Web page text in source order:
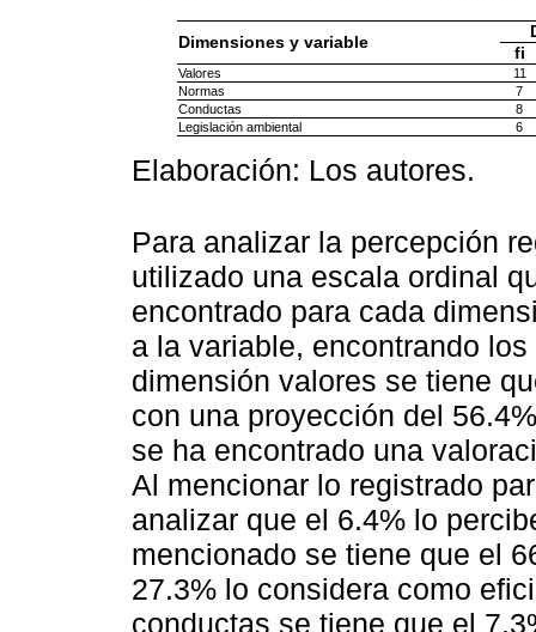
Dimensiones y variable
fi
Valores
11
Normas
7
Conductas
8
Legislación ambiental
6
Elaboración: Los autores.
Para analizar la percepción
utilizado una escala ordinal
encontrado para cada
a la variable, encontrando
dimensión valores se tiene
con una proyección del
se ha encontrado una
Al mencionar lo registrado
analizar que el 6.4% lo
mencionado se tiene que el
27.3% lo considera como
conductas se tiene que el